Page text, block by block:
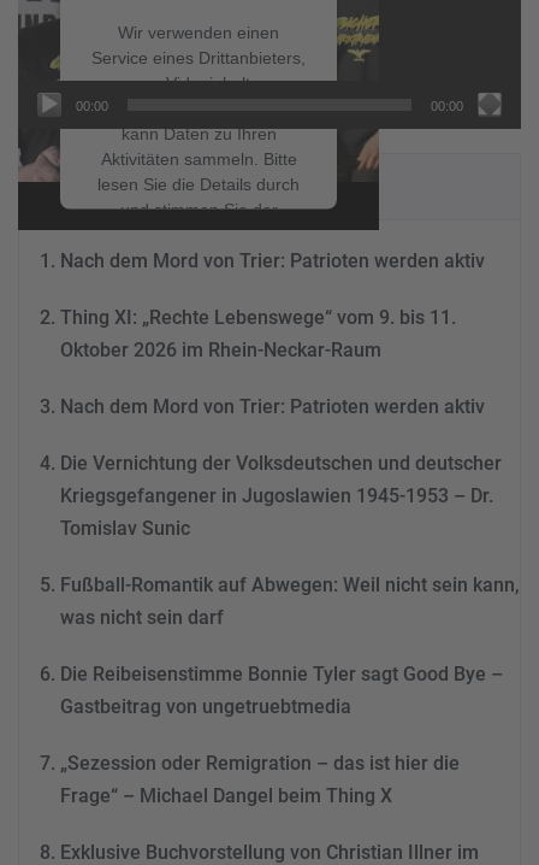
Wir verwenden einen
Service eines Drittanbieters,
um Videoinhalte
einzubetten. Dieser Service
kann Daten zu Ihren
Aktivitäten sammeln. Bitte
lesen Sie die Details durch
und stimmen Sie der
Nutzung des Service zu, um
dieses Video anzusehen.
Mehr Informationen
Consent Management
&
00:00 00:00
NEUESTE BEITRÄGE
Nach dem Mord von Trier: Patrioten werden aktiv
Thing XI: „Rechte Lebenswege“ vom 9. bis 11.
Oktober 2026 im Rhein-Neckar-Raum
Nach dem Mord von Trier: Patrioten werden aktiv
Die Vernichtung der Volksdeutschen und deutscher
Kriegsgefangener in Jugoslawien 1945-1953 – Dr.
Tomislav Sunic
Fußball-Romantik auf Abwegen: Weil nicht sein kann,
was nicht sein darf
Die Reibeisenstimme Bonnie Tyler sagt Good Bye –
Gastbeitrag von ungetruebtmedia
„Sezession oder Remigration – das ist hier die
Frage“ – Michael Dangel beim Thing X
Exklusive Buchvorstellung von Christian Illner im